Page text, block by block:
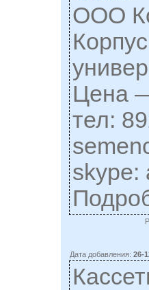
ООО
Цена
тел:
skype:
Дата добавления:26-